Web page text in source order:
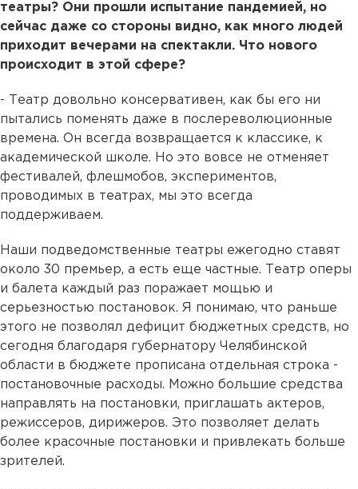
театры? Они прошли испытание пандемией, но
сейчас даже со стороны видно, как много людей
приходит вечерами на спектакли. Что нового
происходит в этой сфере?
- Театр довольно консервативен, как бы его ни
пытались поменять даже в послереволюционные
времена. Он всегда возвращается к классике, к
академической школе. Но это вовсе не отменяет
фестивалей, флешмобов, экспериментов,
проводимых в театрах, мы это всегда
поддерживаем.
Наши подведомственные театры ежегодно ставят
около 30 премьер, а есть еще частные. Театр оперы
и балета каждый раз поражает мощью и
серьезностью постановок. Я понимаю, что раньше
этого не позволял дефицит бюджетных средств, но
сегодня благодаря губернатору Челябинской
области в бюджете прописана отдельная строка -
постановочные расходы. Можно большие средства
направлять на постановки, приглашать актеров,
режиссеров, дирижеров. Это позволяет делать
более красочные постановки и привлекать больше
зрителей.